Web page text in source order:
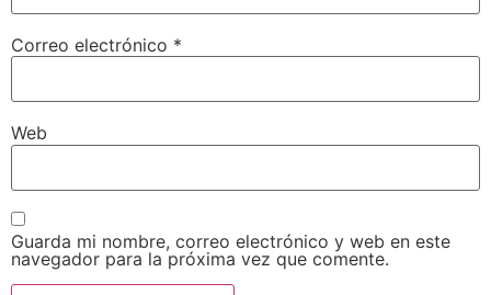
Correo electrónico *
Web
Guarda mi nombre, correo electrónico y web en este
navegador para la próxima vez que comente.